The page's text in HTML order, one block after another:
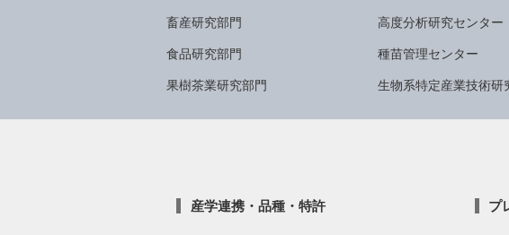
畜産研究部門
食品研究部門
果樹茶業研究部門
高度分析研究センター
種苗管理センター
生物系特定産業技術研
産学連携・品種・特許 プ